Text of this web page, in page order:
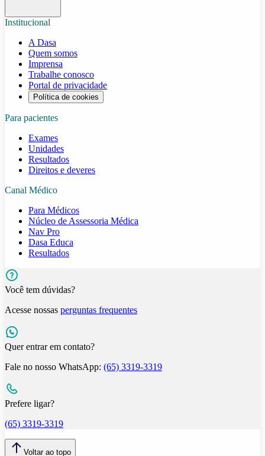
Institucional
A Dasa
Quem somos
Imprensa
Trabalhe conosco
Portal de privacidade
Política de cookies
Para pacientes
Exames
Unidades
Resultados
Direitos e deveres
Canal Médico
Para Médicos
Núcleo de Assessoria Médica
Nav Pro
Dasa Educa
Resultados
Você tem dúvidas?
Acesse nossas perguntas frequentes
Quer entrar em contato?
Fale no nosso WhatsApp: (65) 3319-3319
Prefere ligar?
(65) 3319-3319
Voltar ao topo